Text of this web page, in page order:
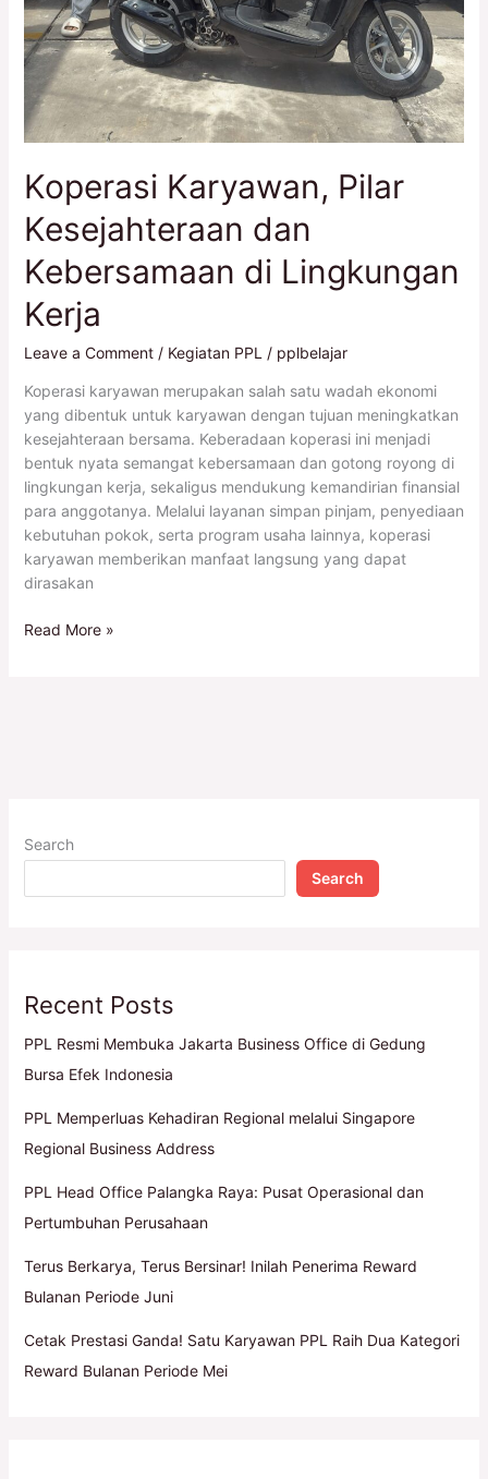
Koperasi Karyawan, Pilar
Kesejahteraan dan
Kebersamaan di Lingkungan
Kerja
Leave a Comment / Kegiatan PPL / pplbelajar
Koperasi karyawan merupakan salah satu wadah ekonomi
yang dibentuk untuk karyawan dengan tujuan meningkatkan
kesejahteraan bersama. Keberadaan koperasi ini menjadi
bentuk nyata semangat kebersamaan dan gotong royong di
lingkungan kerja, sekaligus mendukung kemandirian finansial
para anggotanya. Melalui layanan simpan pinjam, penyediaan
kebutuhan pokok, serta program usaha lainnya, koperasi
karyawan memberikan manfaat langsung yang dapat
dirasakan
Read More »
Search
Search
Recent Posts
PPL Resmi Membuka Jakarta Business Office di Gedung
Bursa Efek Indonesia
PPL Memperluas Kehadiran Regional melalui Singapore
Regional Business Address
PPL Head Office Palangka Raya: Pusat Operasional dan
Pertumbuhan Perusahaan
Terus Berkarya, Terus Bersinar! Inilah Penerima Reward
Bulanan Periode Juni
Cetak Prestasi Ganda! Satu Karyawan PPL Raih Dua Kategori
Reward Bulanan Periode Mei